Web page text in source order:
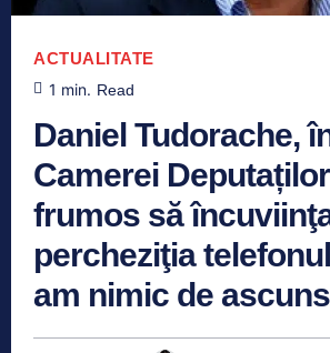
ACTUALITATE
1 min. Read
Daniel Tudorache,
Camerei
frumos să
percheziţia
am nimic de ascuns